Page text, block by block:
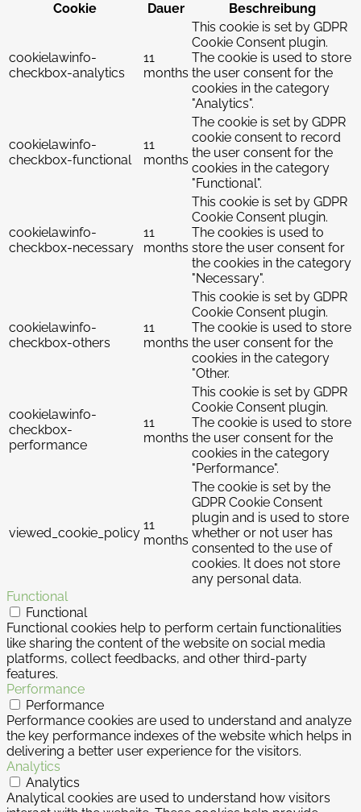
Cookie
Dauer Beschreibung
cookielawinfo-
checkbox-analytics
11
months
This cookie is set by GDPR
Cookie Consent plugin.
The cookie is used to store
the user consent for the
cookies in the category
"Analytics".
cookielawinfo-
checkbox-functional
11
months
The cookie is set by GDPR
cookie consent to record
the user consent for the
cookies in the category
"Functional".
cookielawinfo-
checkbox-necessary
11
months
This cookie is set by GDPR
Cookie Consent plugin.
The cookies is used to
store the user consent for
the cookies in the category
"Necessary".
cookielawinfo-
checkbox-others
11
months
This cookie is set by GDPR
Cookie Consent plugin.
The cookie is used to store
the user consent for the
cookies in the category
"Other.
cookielawinfo-
checkbox-
performance
11
months
This cookie is set by GDPR
Cookie Consent plugin.
The cookie is used to store
the user consent for the
cookies in the category
"Performance".
viewed_cookie_policy
11
months
The cookie is set by the
GDPR Cookie Consent
plugin and is used to store
whether or not user has
consented to the use of
cookies. It does not store
any personal data.
Functional
Functional
Functional cookies help to perform certain functionalities
like sharing the content of the website on social media
platforms, collect feedbacks, and other third-party
features.
Performance
Performance
Performance cookies are used to understand and analyze
the key performance indexes of the website which helps in
delivering a better user experience for the visitors.
Analytics
Analytics
Analytical cookies are used to understand how visitors